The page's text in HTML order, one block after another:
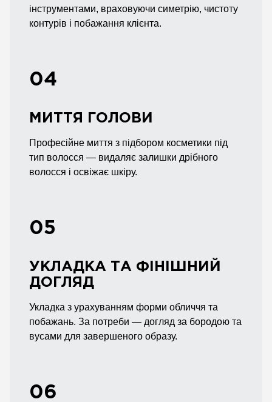
інструментами, враховуючи симетрію, чистоту
контурів і побажання клієнта.
04
МИТТЯ ГОЛОВИ
Професійне миття з підбором косметики під
тип волосся — видаляє залишки дрібного
волосся і освіжає шкіру.
05
УКЛАДКА ТА ФІНІШНИЙ
ДОГЛЯД
Укладка з урахуванням форми обличчя та
побажань. За потреби — догляд за бородою та
вусами для завершеного образу.
06